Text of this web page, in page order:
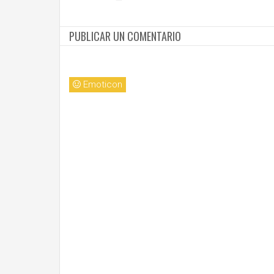
PUBLICAR UN COMENTARIO
Emoticon